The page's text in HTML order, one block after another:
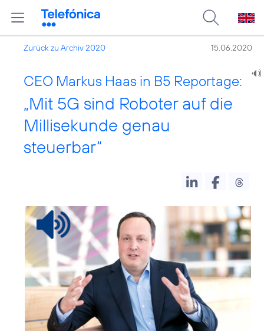
Zurück zu Archiv 2020 15.06.2020
CEO Markus Haas in B5 Reportage:
„Mit 5G sind Roboter auf die
Millisekunde genau
steuerbar“